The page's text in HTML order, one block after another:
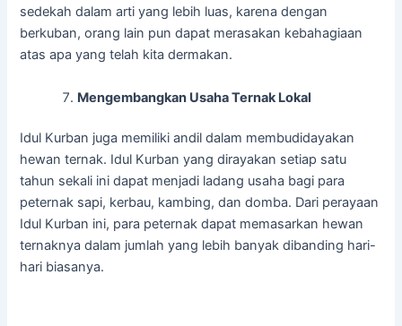
sedekah dalam arti yang lebih luas, karena dengan
berkuban, orang lain pun dapat merasakan kebahagiaan
atas apa yang telah kita dermakan.
Mengembangkan Usaha Ternak Lokal
Idul Kurban juga memiliki andil dalam membudidayakan
hewan ternak. Idul Kurban yang dirayakan setiap satu
tahun sekali ini dapat menjadi ladang usaha bagi para
peternak sapi, kerbau, kambing, dan domba. Dari perayaan
Idul Kurban ini, para peternak dapat memasarkan hewan
ternaknya dalam jumlah yang lebih banyak dibanding hari-
hari biasanya.